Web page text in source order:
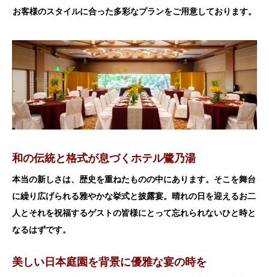
お客様のスタイルに合った多彩なプランをご用意しております。
和の伝統と格式が息づくホテル鷺乃湯
本当の新しさは、歴史を重ねたものの中にあります。そこを舞台
に繰り広げられる雅やかな挙式と披露宴。晴れの日を迎えるお二
人とそれを祝福するゲストの皆様にとって忘れられないひと時と
なるはずです。
美しい日本庭園を背景に優雅な宴の時を